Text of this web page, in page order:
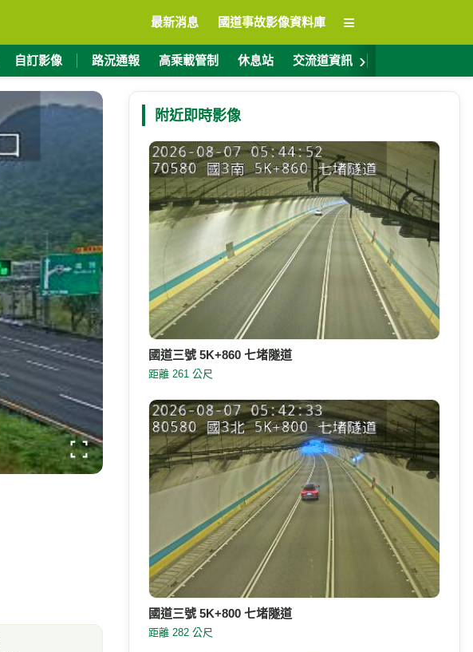
最新消息 國道事故影像資料庫 ≡
自訂影像 路況通報 高乘載管制 休息站 交流道資訊 ›
附近即時影像
國道三號 5K+860 七堵隧道
距離 261 公尺
國道三號 5K+800 七堵隧道
距離 282 公尺